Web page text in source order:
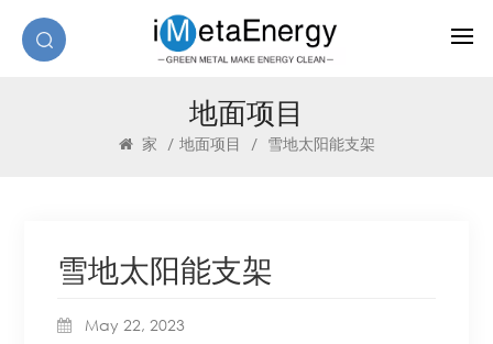
地面项目
家 / 地面项目 / 雪地太阳能支架
雪地太阳能支架
May 22, 2023